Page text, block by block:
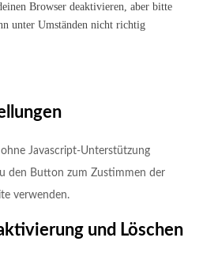
Browser deaktivieren, aber bitte
unter Umständen nicht richtig
Javascript-Unterstützung
den Button zum Zustimmen der
verwenden.
und Löschen